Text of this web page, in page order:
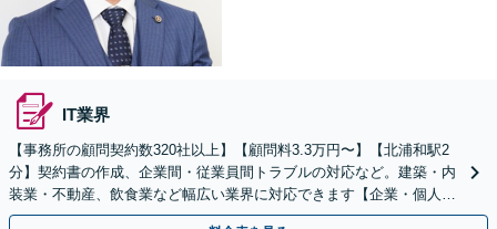
IT業界
【事務所の顧問契約数320社以上】【顧問料3.3万円〜】【北浦和駅2
分】契約書の作成、企業間・従業員間トラブルの対応など。建築・内
装業・不動産、飲食業など幅広い業界に対応できます【企業・個人事
業主の方初回面談無料】